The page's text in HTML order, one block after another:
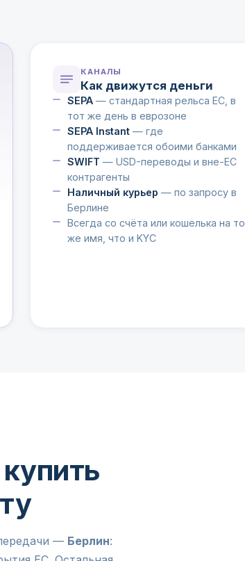
КАНАЛЫ
Как движутся деньги
SEPA— стандартная рельса ЕС, в
тот же день в еврозоне
SEPA Instant— где
поддерживается обоими банками
SWIFT — USD-переводы и вне-ЕС
контрагенты
Наличный курьер — по запросу в
Берлине
Всегда со счёта или кошелька на то
же имя, что и KYC
— Берлин: